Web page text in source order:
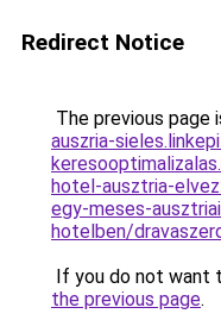
Redirect Notice
The previous page
auszria-
hotel-ausztria-
egy-meses-
hotelben/
If you do not want
the previous page.